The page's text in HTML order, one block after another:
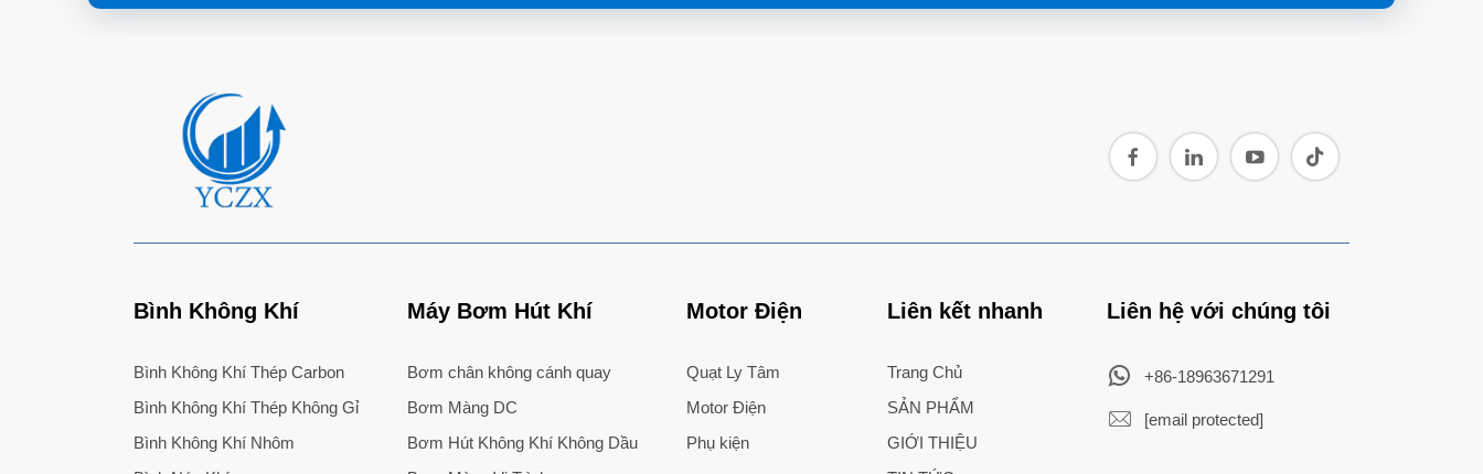
Bình Không Khí
Bình Không Khí Thép Carbon
Bình Không Khí Thép Không Gỉ
Bình Không Khí Nhôm
Máy Bơm Hút Khí
Bơm chân không cánh quay
Bơm Màng DC
Bơm Hút Không Khí Không Dầu
Motor Điện
Quạt Ly Tâm
Motor Điện
Phụ kiện
Liên kết nhanh
Trang Chủ
SẢN PHẨM
GIỚI THIỆU
Liên hệ với chúng tôi
+86-18963671291
[email protected]